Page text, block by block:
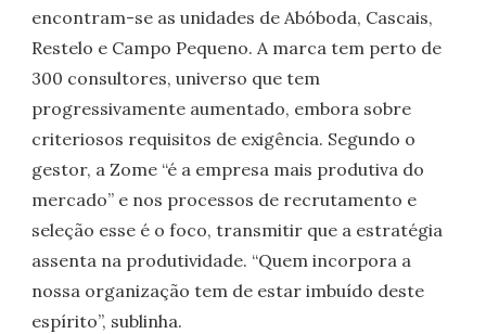
encontram-se as unidades de Abóboda, Cascais,
Restelo e Campo Pequeno. A marca tem perto de
300 consultores, universo que tem
progressivamente aumentado, embora sobre
criteriosos requisitos de exigência. Segundo o
gestor, a Zome “é a empresa mais produtiva do
mercado” e nos processos de recrutamento e
seleção esse é o foco, transmitir que a estratégia
assenta na produtividade. “Quem incorpora a
nossa organização tem de estar imbuído deste
espírito”, sublinha.